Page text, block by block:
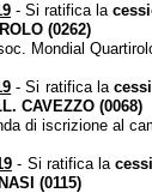
- Si ratifica la
(0262)
Mondial
- Si ratifica la
CAVEZZO (0068)
di iscrizione al
- Si ratifica la
(0115)